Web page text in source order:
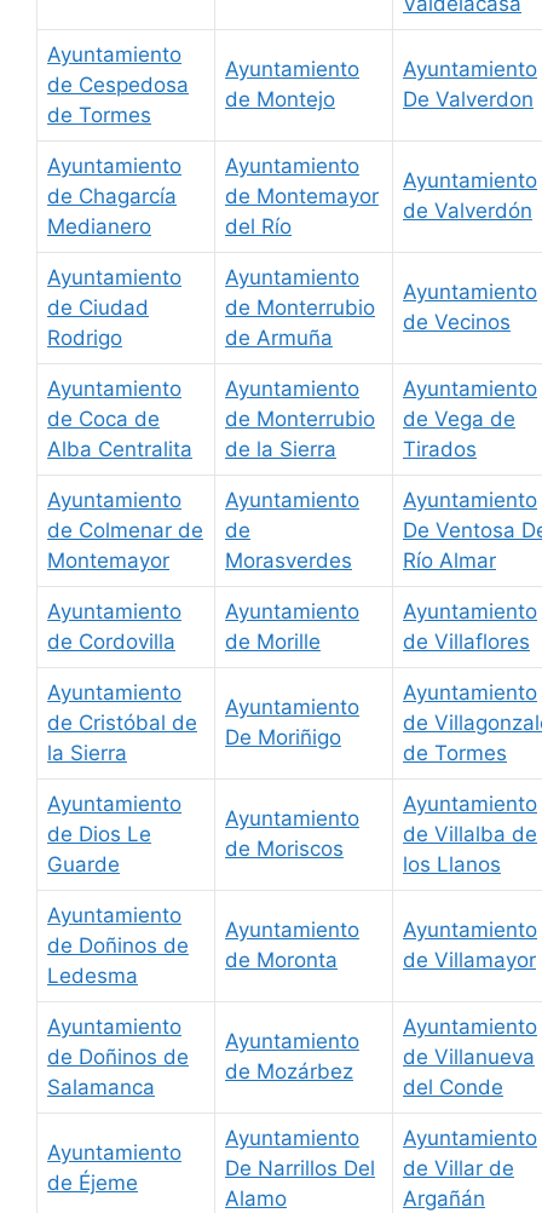
Ayuntamiento
de Cespedosa
de Tormes
Ayuntamiento
de Montejo
Ayuntamiento
De Valverdon
Ayuntamiento
de Chagarcía
Medianero
Ayuntamiento
de Montemayor
del Río
Ayuntamiento
de Valverdón
Ayuntamiento
de Ciudad
Rodrigo
Ayuntamiento
de Monterrubio
de Armuña
Ayuntamiento
de Vecinos
Ayuntamiento
de Coca de
Alba Centralita
Ayuntamiento
de Monterrubio
de la Sierra
Ayuntamiento
de Vega de
Tirados
Ayuntamiento
de Colmenar de
Montemayor
Ayuntamiento
de
Morasverdes
Ayuntamiento
De Ventosa
Río Almar
Ayuntamiento
de Cordovilla
Ayuntamiento
de Morille
Ayuntamiento
de Villaflores
Ayuntamiento
de Cristóbal de
la Sierra
Ayuntamiento
De Moriñigo
Ayuntamiento
de
de Tormes
Ayuntamiento
de Dios Le
Guarde
Ayuntamiento
de Moriscos
Ayuntamiento
de Villalba de
los Llanos
Ayuntamiento
de Doñinos de
Ledesma
Ayuntamiento
de Moronta
Ayuntamiento
de Villamayor
Ayuntamiento
de Doñinos de
Salamanca
Ayuntamiento
de Mozárbez
Ayuntamiento
de Villanueva
del Conde
Ayuntamiento
de Éjeme
Ayuntamiento
De Narrillos Del
Alamo
Ayuntamiento
de Villar de
Argañán